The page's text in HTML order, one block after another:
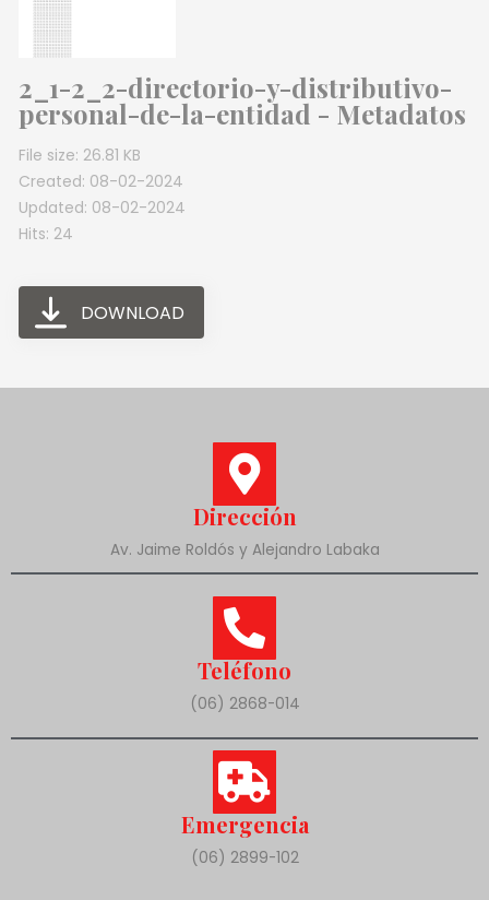
2_1-2_2-directorio-y-distributivo-
personal-de-la-entidad - Metadatos
File size: 26.81 KB
Created: 08-02-2024
Updated: 08-02-2024
Hits: 24
DOWNLOAD
Dirección
Av. Jaime Roldós y Alejandro Labaka
Teléfono
(06) 2868-014
Emergencia
(06) 2899-102